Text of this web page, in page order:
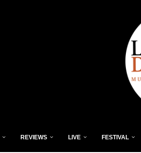
REVIEWS LIVE FESTIVAL